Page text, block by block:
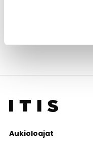
ja juhlaan löytyy
Aukioloajat